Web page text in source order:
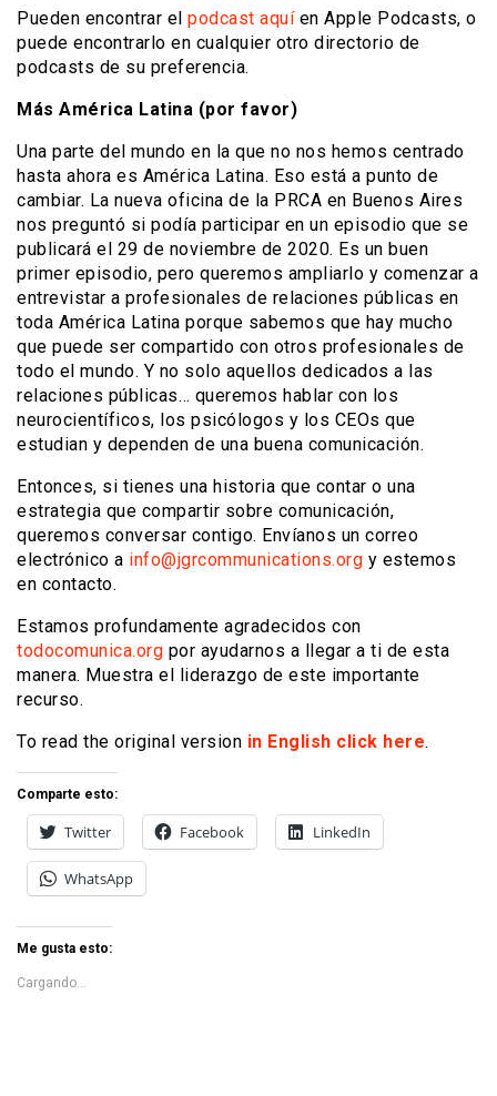
Pueden encontrar el podcast aquíen Apple Podcasts, o
puede encontrarlo en cualquier otro directorio de
podcasts de su preferencia.
Más América Latina (por favor)
Una parte del mundo en la que no nos hemos centrado
hasta ahora es América Latina. Eso está a punto de
cambiar. La nueva oficina de la PRCA en Buenos Aires
nos preguntó si podía participar en un episodio que se
publicará el 29 de noviembre de 2020. Es un buen
primer episodio, pero queremos ampliarlo y comenzar a
entrevistar a profesionales de relaciones públicas en
toda América Latina porque sabemos que hay mucho
que puede ser compartido con otros profesionales de
todo el mundo. Y no solo aquellos dedicados a las
relaciones públicas… queremos hablar con los
neurocientíficos, los psicólogos y los CEOs que
estudian y dependen de una buena comunicación.
Entonces, si tienes una historia que contar o una
estrategia que compartir sobre comunicación,
queremos conversar contigo. Envíanos un correo
electrónico a info@jgrcommunications.org y estemos
en contacto.
Estamos profundamente agradecidos con
todocomunica.org por ayudarnos a llegar a ti de esta
manera. Muestra el liderazgo de este importante
recurso.
To read the original version in English click here.
Comparte esto:
Twitter Facebook LinkedIn
WhatsApp
Me gusta esto:
Cargando...